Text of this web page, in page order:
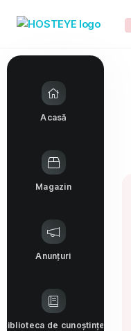
Acasă
Magazin
Anunțuri
Biblioteca de cunoștințe